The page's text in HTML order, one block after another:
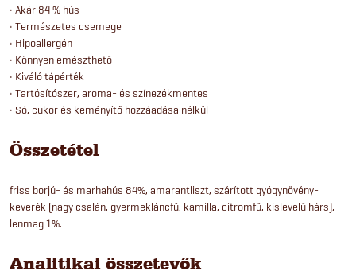
• Akár 84 % hús
• Természetes csemege
• Hipoallergén
• Könnyen emészthető
• Kiváló tápérték
• Tartósítószer, aroma- és színezékmentes
• Só, cukor és keményítő hozzáadása nélkül
Összetétel
friss borjú- és marhahús 84%, amarantliszt, szárított gyógynövény-
keverék (nagy csalán, gyermekláncfű, kamilla, citromfű, kislevelű hárs),
lenmag 1%.
Analitikai összetevők